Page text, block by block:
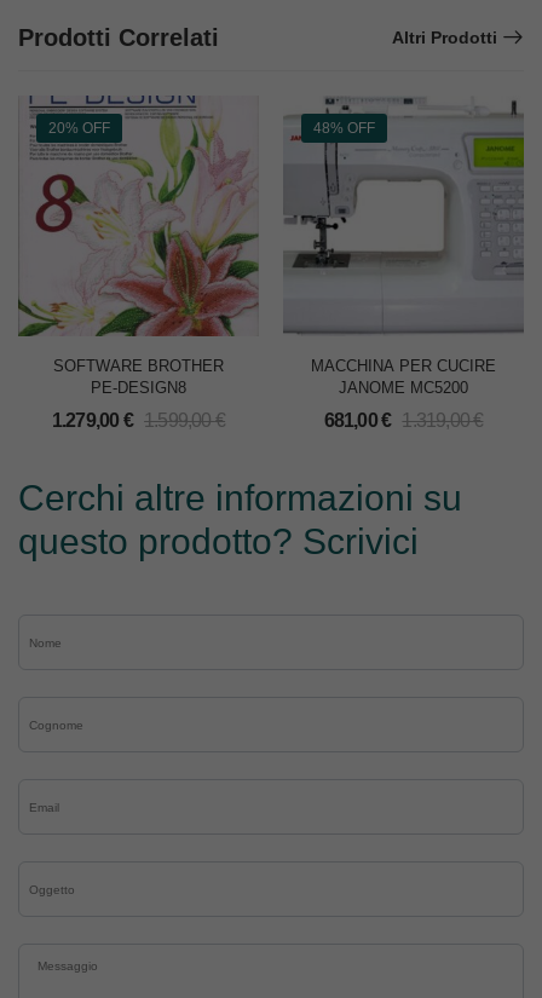
Prodotti Correlati Altri Prodotti
20% OFF
SOFTWARE BROTHER
PE-DESIGN8
1.279,00 € 1.599,00€
48% OFF
MACCHINA PER CUCIRE
JANOME MC5200
681,00€ 1.319,00€
Cerchi altre informazioni su
questo prodotto? Scrivici